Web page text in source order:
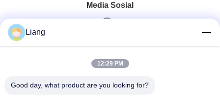
Media Sosial
Kontak Cepat
Liang
12:29 PM
Good day, what product are you looking for?